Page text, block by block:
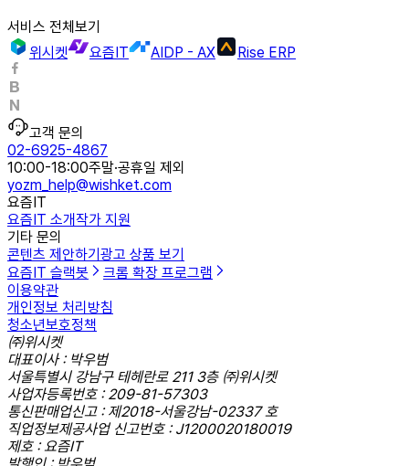
서비스 전체보기
위시켓
요즘IT AIDP - AX Rise ERP
고객 문의
02-6925-4867
10:00-18:00주말·공휴일 제외
yozm_help@wishket.com
요즘IT
요즘IT 소개작가 지원
기타 문의
콘텐츠 제안하기광고 상품 보기
요즘IT 슬랙봇
크롬 확장 프로그램
이용약관
개인정보 처리방침
청소년보호정책
㈜위시켓
대표이사 : 박우범
서울특별시 강남구 테헤란로 211 3층 ㈜위시켓
사업자등록번호 : 209-81-57303
통신판매업신고 : 제2018-서울강남-02337 호
직업정보제공사업 신고번호 : J1200020180019
제호 : 요즘IT